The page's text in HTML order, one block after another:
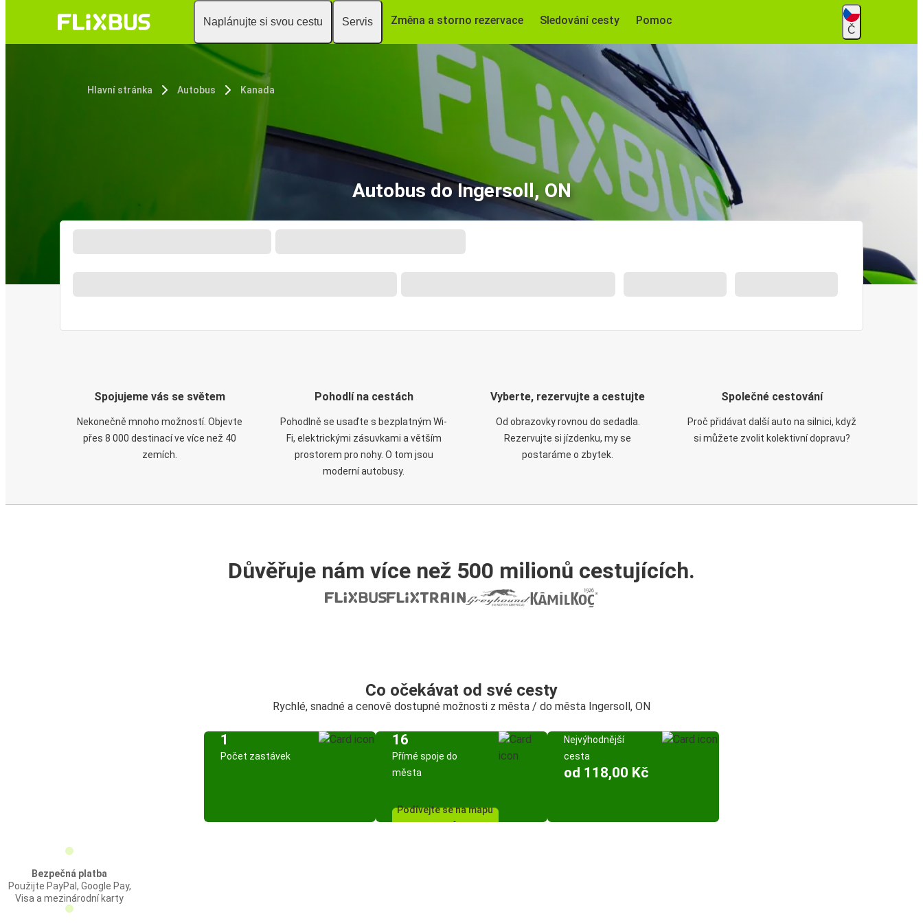
Naplánujte si svou cestu Servis Změna a storno rezervace Sledování cesty Pomoc
Č
Hlavní stránka Autobus Kanada
Autobus do Ingersoll, ON
Spojujeme vás se světem
Nekonečně mnoho možností. Objevte
přes 8 000 destinací ve více než 40
zemích.
Pohodlí na cestách
Pohodlně se usaďte s bezplatným Wi-
Fi, elektrickými zásuvkami a větším
prostorem pro nohy. O tom jsou
moderní autobusy.
Vyberte, rezervujte a cestujte
Od obrazovky rovnou do sedadla.
Rezervujte si jízdenku, my se
postaráme o zbytek.
Společné cestování
Proč přidávat další auto na silnici, když
si můžete zvolit kolektivní dopravu?
Důvěřuje nám více než 500 milionů cestujících.
Co očekávat od své cesty
Rychlé, snadné a cenově dostupné možnosti z města / do města Ingersoll, ON
1
Počet zastávek
16
Přímé spoje do
města
Podívejte se na mapu
Nejvýhodnější
cesta
od 118,00 Kč
Bezpečná platba
Použijte PayPal, Google Pay,
Visa a mezinárodní karty